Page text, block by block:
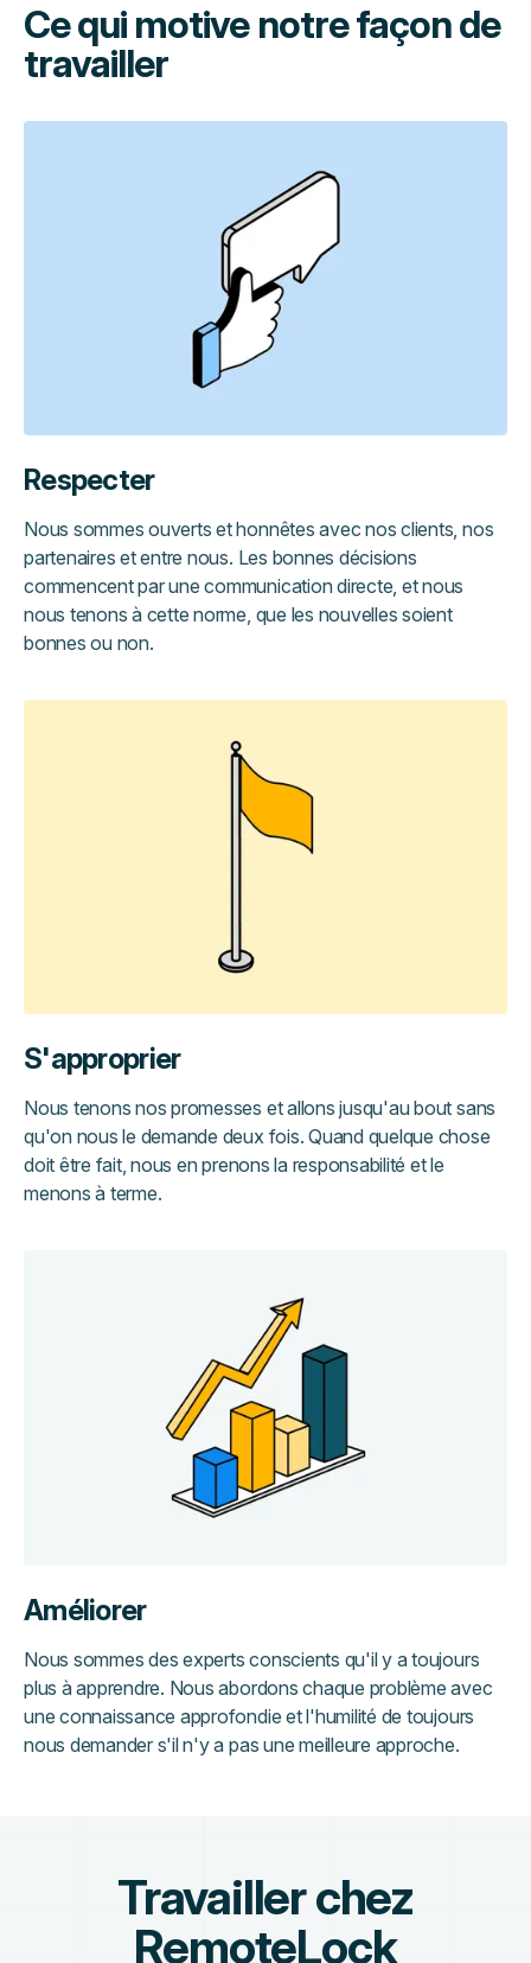
Ce qui motive notre façon de
travailler
Respecter
Nous sommes ouverts et honnêtes avec nos clients, nos
partenaires et entre nous. Les bonnes décisions
commencent par une communication directe, et nous
nous tenons à cette norme, que les nouvelles soient
bonnes ou non.
S'approprier
Nous tenons nos promesses et allons jusqu'au bout sans
qu'on nous le demande deux fois. Quand quelque chose
doit être fait, nous en prenons la responsabilité et le
menons à terme.
Améliorer
Nous sommes des experts conscients qu'il y a toujours
plus à apprendre. Nous abordons chaque problème avec
une connaissance approfondie et l'humilité de toujours
nous demander s'il n'y a pas une meilleure approche.
Travailler chez
RemoteLock